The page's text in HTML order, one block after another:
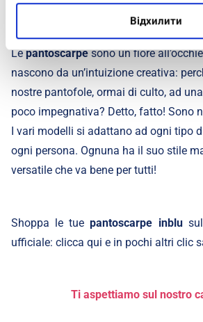
Відхилити
Lepantoscarpesono un fiore
nascono da un’intuizione creativa:
nostre pantofole, ormai di culto, ad
poco impegnativa? Detto, fatto! Sono
I vari modelli si adattano ad ogni tipo
ogni persona. Ognuna ha il suo stile
versatile che va bene per tutti!
Shoppa le tuepantoscarpe inblu
ufficiale: clicca qui e in pochi altri clic
Ti aspettiamo sul nostro